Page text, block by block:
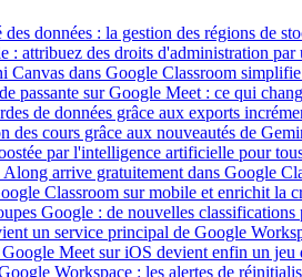
données : la gestion des régions de
: attribuez des droits d'administration
Canvas dans Google Classroom
passante sur Google Meet : ce qui
de données grâce aux exports
des cours grâce aux nouveautés de
par l'intelligence artificielle pour
arrive gratuitement dans Google
Classroom sur mobile et enrichit la
Google : de nouvelles
un service principal de Google
Meet sur iOS devient enfin un jeu
Workspace : les alertes de